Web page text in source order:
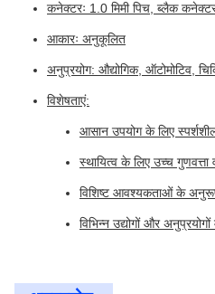
कनेक्टरः 1.0 मिमी पिच, ब्लैक
आकारः अनुकूलित
अनुप्रयोग: औद्योगिक, ऑटोमोटिव,
विशेषताएं:
आसान उपयोग के लिए स्पर्शशील
स्थायित्व के लिए उच्च गुणवत्ता
विशिष्ट आवश्यकताओं के
विभिन्न उद्योगों और